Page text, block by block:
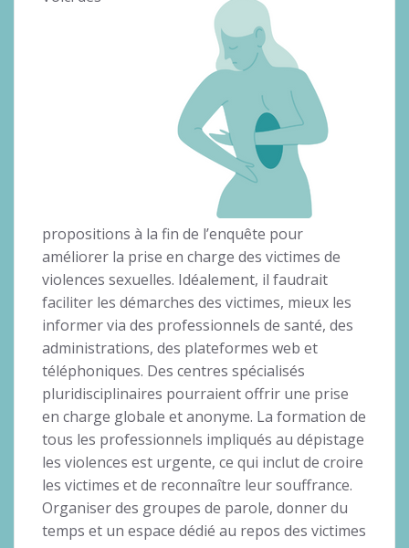
propositions à la fin de l’enquête pour
améliorer la prise en charge des victimes de
violences sexuelles. Idéalement, il faudrait
faciliter les démarches des victimes, mieux les
informer via des professionnels de santé, des
administrations, des plateformes web et
téléphoniques. Des centres spécialisés
pluridisciplinaires pourraient offrir une prise
en charge globale et anonyme. La formation de
tous les professionnels impliqués au dépistage
les violences est urgente, ce qui inclut de croire
les victimes et de reconnaître leur souffrance.
Organiser des groupes de parole, donner du
temps et un espace dédié au repos des victimes